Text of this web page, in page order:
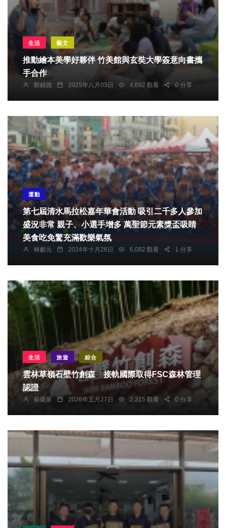
生活 藝文
推動繪本美學好夥伴 竹美館與玄奘大學簽意向書攜
手合作
鄭銘德 2025年八月03日 4,682 觀看 0 分享
運動
第七屆清水馬拉松嘉年華會活動 吸引二千多人參加
盛況非常 親子、小選手增多 萬聖節元素獎盃吸睛
美食吃免驚充滿歡樂氣氛
林獻元 2024年十月26日 6,082 觀看 1 分享
生活 旅遊 綜合
雲林草嶺石壁竹創森 接軌國際取得FSC森林管理
認證
蘇榮泉 2026年五月27日 2,315 觀看 0 分享